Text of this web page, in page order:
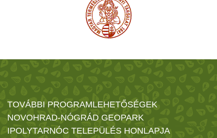
TOVÁBBI PROGRAMLEHETŐSÉGEK
NOVOHRAD-NÓGRÁD GEOPARK
IPOLYTARNÓC TELEPÜLÉS HONLAPJA